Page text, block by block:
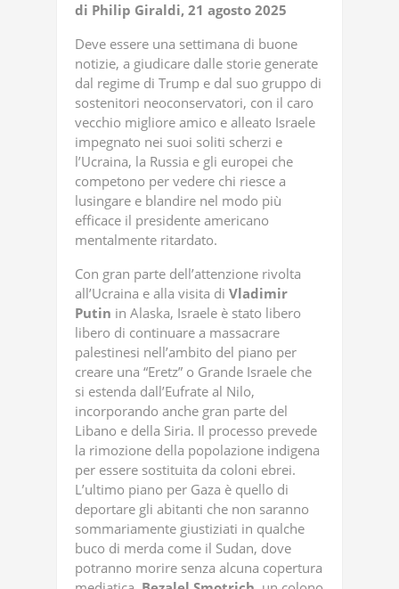
di Philip Giraldi, 21 agosto 2025
Deve essere una settimana di buone
notizie, a giudicare dalle storie generate
dal regime di Trump e dal suo gruppo di
sostenitori neoconservatori, con il caro
vecchio migliore amico e alleato Israele
impegnato nei suoi soliti scherzi e
l’Ucraina, la Russia e gli europei che
competono per vedere chi riesce a
lusingare e blandire nel modo più
efficace il presidente americano
mentalmente ritardato.
Con gran parte dell’attenzione rivolta
all’Ucraina e alla visita di Vladimir
Putin in Alaska, Israele è stato libero
libero di continuare a massacrare
palestinesi nell’ambito del piano per
creare una “Eretz” o Grande Israele che
si estenda dall’Eufrate al Nilo,
incorporando anche gran parte del
Libano e della Siria. Il processo prevede
la rimozione della popolazione indigena
per essere sostituita da coloni ebrei.
L’ultimo piano per Gaza è quello di
deportare gli abitanti che non saranno
sommariamente giustiziati in qualche
buco di merda come il Sudan, dove
potranno morire senza alcuna copertura